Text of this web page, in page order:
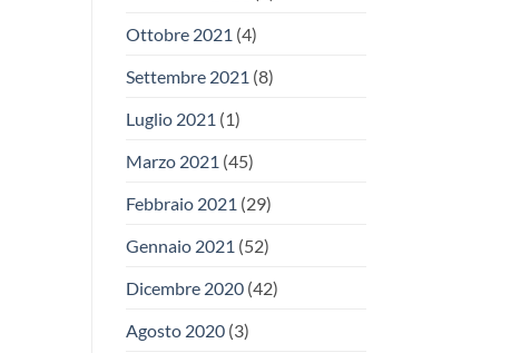
Ottobre 2021 (4)
Settembre 2021 (8)
Luglio 2021 (1)
Marzo 2021 (45)
Febbraio 2021 (29)
Gennaio 2021 (52)
Dicembre 2020(42)
Agosto 2020(3)